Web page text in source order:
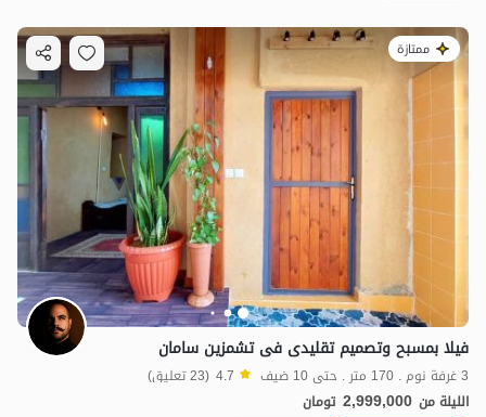
ممتازة
فیلا بمسبح وتصمیم تقلیدی فی تشمزین سامان
3 غرفة نوم . 170 متر . حتى 10 ضيف 4.7 (23 تعليق)
الليلة من 2,999,000 تومان